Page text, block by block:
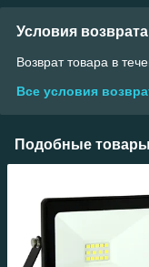
Условия возврата
Возврат товара в
Все условия
Подобные